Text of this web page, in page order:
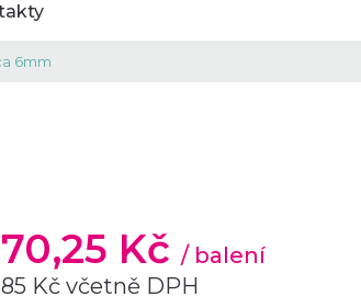
6mm
70,25 Kč / balení
85 Kč včetně DPH